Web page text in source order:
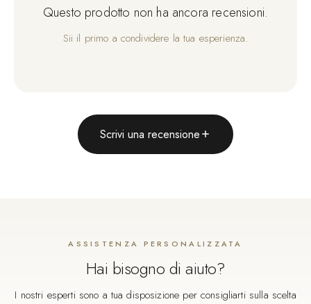
Questo prodotto non ha ancora recensioni.
Sii il primo a condividere la tua esperienza.
Scrivi una recensione
ASSISTENZA PERSONALIZZATA
Hai bisogno di aiuto?
I nostri esperti sono a tua disposizione per consigliarti sulla scelta